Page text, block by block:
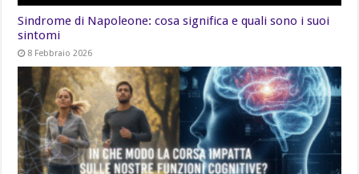
Sindrome di Napoleone: cosa significa e quali sono i suoi
sintomi
8 Febbraio 2026